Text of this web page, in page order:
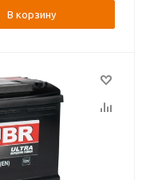
В корзину